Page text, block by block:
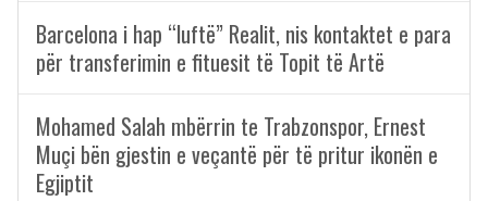
Barcelona i hap “luftë” Realit, nis kontaktet e para
për transferimin e fituesit të Topit të Artë
Mohamed Salah mbërrin te Trabzonspor, Ernest
Muçi bën gjestin e veçantë për të pritur ikonën e
Egjiptit